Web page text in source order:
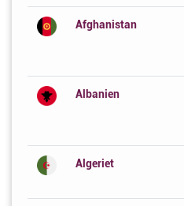
Afghanistan
Albanien
Algeriet